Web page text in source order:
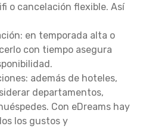
o cancelación flexible. Así
en temporada alta o
con tiempo asegura
además de hoteles,
departamentos,
Con eDreams hay
los gustos y